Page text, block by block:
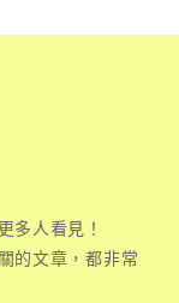
多人看見！
的文章，都非常